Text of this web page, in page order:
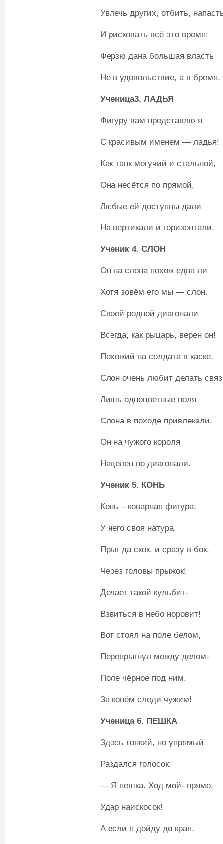
Увлечь других, отбить,
И рисковать всё это время:
Ферзю дана большая власть
Не в удовольствие, а в бремя.
Ученица3. ЛАДЬЯ
Фигуру вам представлю я
С красивым именем — ладья!
Как танк могучий и стальной,
Она несётся по прямой,
Любые ей доступны дали
На вертикали и горизонтали.
Ученик 4. СЛОН
Он на слона похож едва ли
Хотя зовём его мы — слон.
Своей родной диагонали
Всегда, как рыцарь, верен он!
Похожий на солдата в каске,
Слон очень любит делать
Лишь одноцветные поля
Слона в походе привлекали.
Он на чужого короля
Нацелен по диагонали.
Ученик 5. КОНЬ
Конь – коварная фигура.
У него своя натура.
Прыг да скок, и сразу в бок,
Через головы прыжок!
Делает такой кульбит-
Взвиться в небо норовит!
Вот стоял на поле белом,
Перепрыгнул между делом-
Поле чёрное под ним.
За конём следи чужим!
Ученица 6. ПЕШКА
Здесь тонкий, но упрямый
Раздался голосок:
— Я пешка. Ход мой- прямо,
Удар наискосок!
А если я дойду до края,